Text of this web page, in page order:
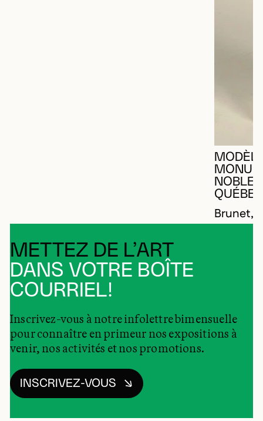
Brunet,
METTEZ DE L’ART
DANS VOTRE BOÎTE
COURRIEL!
Inscrivez-vous à notre infolettre bimensuelle
pour connaître en primeur nos expositions à
venir, nos activités et nos promotions.
INSCRIVEZ-VOUS